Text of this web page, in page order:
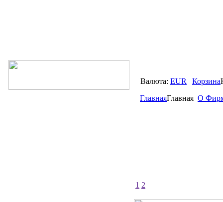
Валюта: EUR Корзина
ГлавнаяГлавная О
1 2